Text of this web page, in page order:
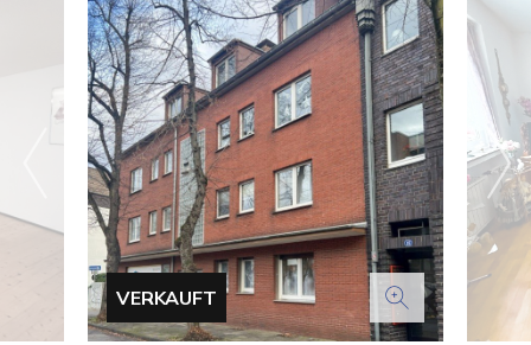
VERKAUFT